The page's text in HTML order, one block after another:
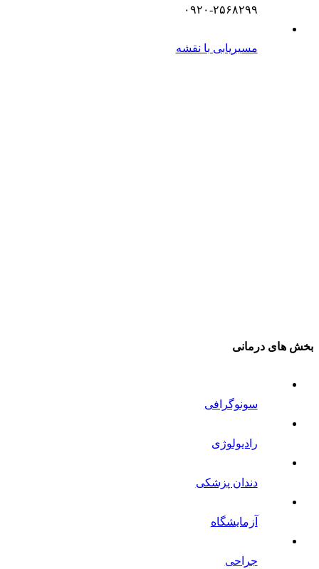
۰۹۲۰-۲۵۶۸۲۹۹
مسیریابی با نقشه
بخش های درمانی
سونوگرافی
رادیولوژی
دندان پزشکی
آزمایشگاه
جراحی